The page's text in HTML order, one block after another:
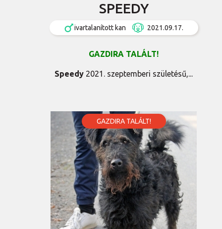
SPEEDY
ivartalanított kan 2021.09.17.
GAZDIRA TALÁLT!
Speedy 2021. szeptemberi születésű,...
GAZDIRA TALÁLT!